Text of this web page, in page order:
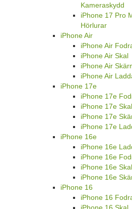
Kameraskydd
iPhone 17 Pro
Hörlurar
iPhone Air
iPhone Air
iPhone Air Skal
iPhone Air
iPhone Air
iPhone 17e
iPhone 17e
iPhone 17e Skal
iPhone 17e
iPhone 17e
iPhone 16e
iPhone 16e
iPhone 16e
iPhone 16e Skal
iPhone 16e
iPhone 16
iPhone 16